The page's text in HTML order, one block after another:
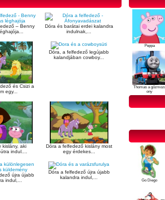
– Benny
Dóra és barátai erdei kalandra
indulnak,...
és Csizi a
egy...
Dóra, a felfedező legújabb
kalandjában cowboy...
kislány, aki
indul....
Dóra a felfedező kislány most
egy érdekes...
újra újabb
indul,...
Dóra a felfedező újra újabb
kalandra indul,...
Peppa
Thomas a gőzmozd
ony
Go Diego